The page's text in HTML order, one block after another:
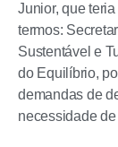
Junior, que
termos:
Sustentável e
do Equilíbrio,
demandas de
necessidade